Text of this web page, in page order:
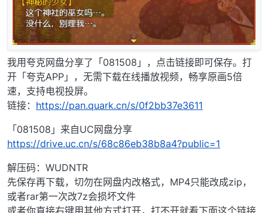
我用夸克网盘分享了「081508」，点击链接即可保存。打
开「夸克APP」，无需下载在线播放视频，畅享原画5倍
速，支持电视投屏。
链接： https://pan.quark.cn/s/0f2bb37e3611
「081508」来自UC网盘分享
https://drive.uc.cn/s/68c86eb38b8a4?public=1
解压码：WUDNTR
先保存再下载，切勿在网盘内改格式，MP4只能改成zip，
或者rar第一次改7z会损坏文件